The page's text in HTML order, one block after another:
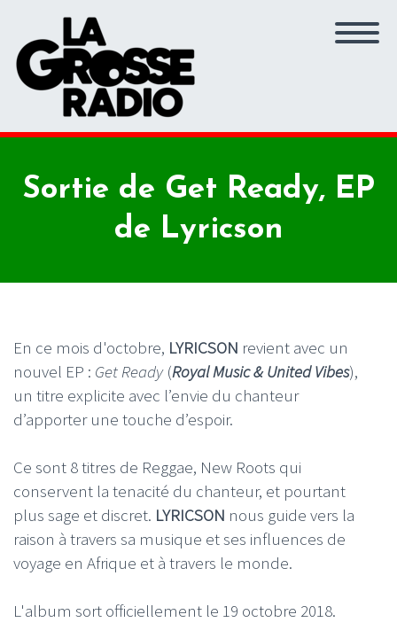
Sortie de Get Ready, EP
de Lyricson
En ce mois d'octobre, LYRICSON revient avec un
nouvel EP : Get Ready(Royal Music & United Vibes),
un titre explicite avec l’envie du chanteur
d’apporter une touche d’espoir.
Ce sont 8 titres de Reggae, New Roots qui
conservent la tenacité du chanteur, et pourtant
plus sage et discret. LYRICSON nous guide vers la
raison à travers sa musique et ses influences de
voyage en Afrique et à travers le monde.
L'album sort officiellement le 19 octobre 2018.